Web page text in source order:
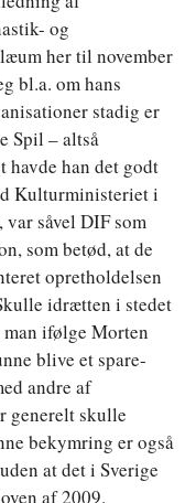
og
her til november
bl.a. om hans
stadig er
Spil – altså
havde han det godt
Kulturministeriet i
såvel DIF som
som betød, at de
opretholdelsen
idrætten i stedet
ifølge Morten
blive et spare-
andre af
generelt skulle
bekymring er også
at det i Sverige
af 2009.